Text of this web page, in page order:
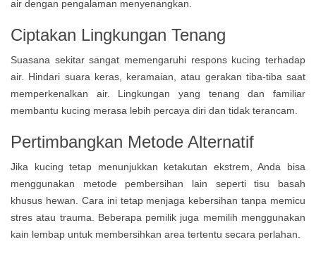
air dengan pengalaman menyenangkan.
Ciptakan Lingkungan Tenang
Suasana sekitar sangat memengaruhi respons kucing terhadap
air. Hindari suara keras, keramaian, atau gerakan tiba-tiba saat
memperkenalkan air. Lingkungan yang tenang dan familiar
membantu kucing merasa lebih percaya diri dan tidak terancam.
Pertimbangkan Metode Alternatif
Jika kucing tetap menunjukkan ketakutan ekstrem, Anda bisa
menggunakan metode pembersihan lain seperti tisu basah
khusus hewan. Cara ini tetap menjaga kebersihan tanpa memicu
stres atau trauma. Beberapa pemilik juga memilih menggunakan
kain lembap untuk membersihkan area tertentu secara perlahan.